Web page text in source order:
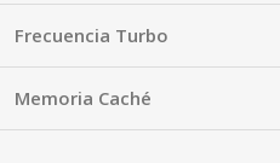
Frecuencia Turbo
Memoria Caché